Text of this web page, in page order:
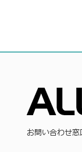
お問い合わせ窓